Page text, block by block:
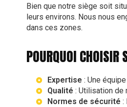
Bien que notre siège soit
leurs environs. Nous nous
dans ces zones.
POURQUOI CHOISIR
Expertise : Une
Qualité : Utilisation de
Normes de sécurité :